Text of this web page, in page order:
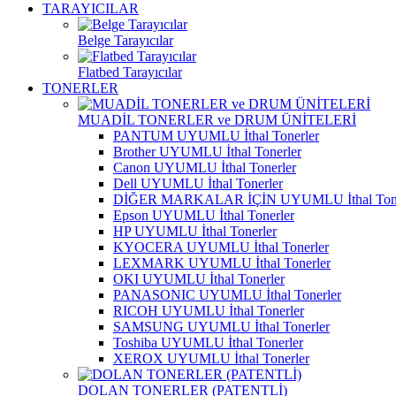
TARAYICILAR
Belge Tarayıcılar
Flatbed Tarayıcılar
TONERLER
MUADİL TONERLER ve DRUM ÜNİTELERİ
PANTUM UYUMLU İthal Tonerler
Brother UYUMLU İthal Tonerler
Canon UYUMLU İthal Tonerler
Dell UYUMLU İthal Tonerler
DİĞER MARKALAR İÇİN UYUMLU İthal
Epson UYUMLU İthal Tonerler
HP UYUMLU İthal Tonerler
KYOCERA UYUMLU İthal Tonerler
LEXMARK UYUMLU İthal Tonerler
OKI UYUMLU İthal Tonerler
PANASONIC UYUMLU İthal Tonerler
RICOH UYUMLU İthal Tonerler
SAMSUNG UYUMLU İthal Tonerler
Toshiba UYUMLU İthal Tonerler
XEROX UYUMLU İthal Tonerler
DOLAN TONERLER (PATENTLİ)